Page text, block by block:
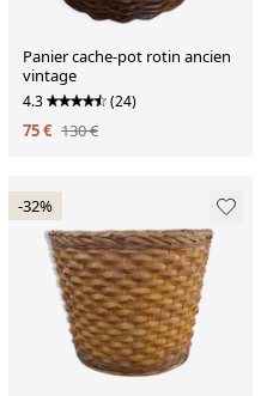
Panier cache-pot rotin ancien
vintage
4.3 (24)
75 € 130 €
-32%